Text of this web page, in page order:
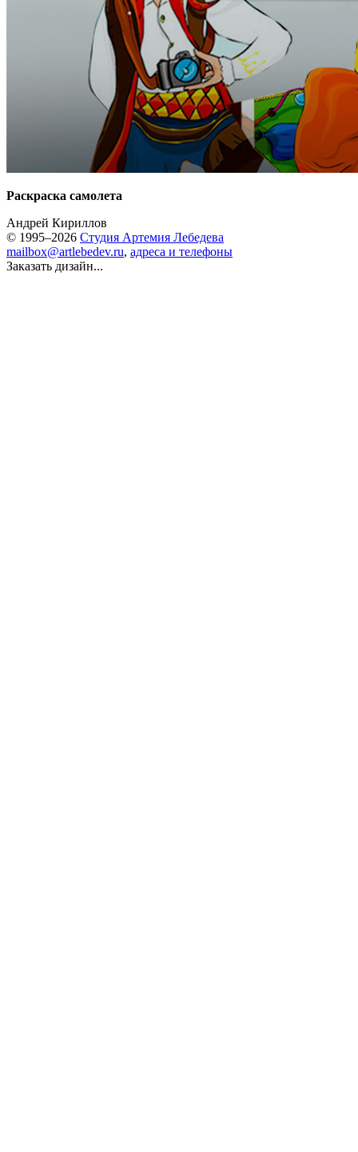
Раскраска самолета
Андрей Кириллов
© 1995–2026 Студия Артемия Лебедева
mailbox@artlebedev.ru, адреса и телефоны
Заказать дизайн...